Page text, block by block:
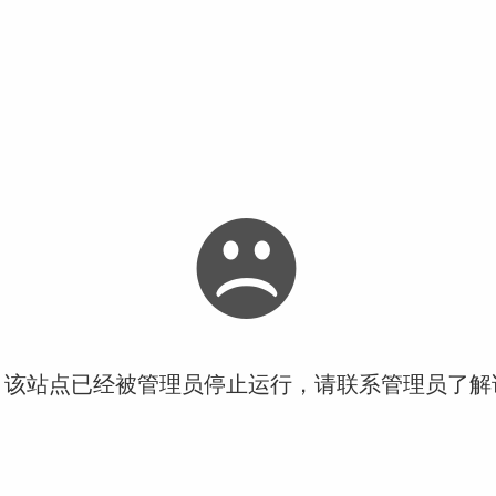
站点已经被管理员停止运行，请联系管理员了